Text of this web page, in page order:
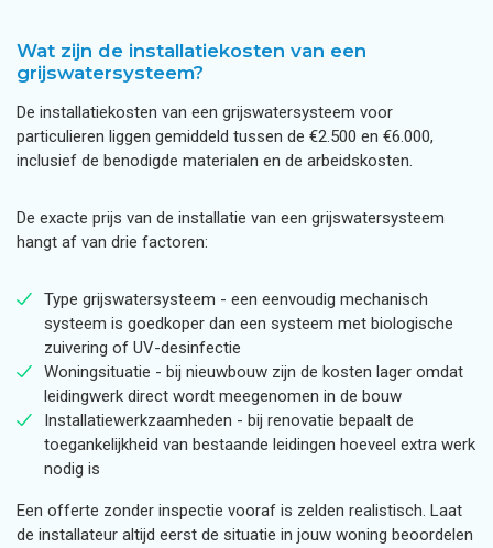
Wat zijn de installatiekosten van een
grijswatersysteem?
De installatiekosten van een grijswatersysteem voor
particulieren liggen gemiddeld tussen de €2.500 en €6.000,
inclusief de benodigde materialen en de arbeidskosten.
De exacte prijs van de installatie van een grijswatersysteem
hangt af van drie factoren:
Type grijswatersysteem - een eenvoudig mechanisch
systeem is goedkoper dan een systeem met biologische
zuivering of UV-desinfectie
Woningsituatie - bij nieuwbouw zijn de kosten lager omdat
leidingwerk direct wordt meegenomen in de bouw
Installatiewerkzaamheden - bij renovatie bepaalt de
toegankelijkheid van bestaande leidingen hoeveel extra werk
nodig is
Een offerte zonder inspectie vooraf is zelden realistisch. Laat
de installateur altijd eerst de situatie in jouw woning beoordelen